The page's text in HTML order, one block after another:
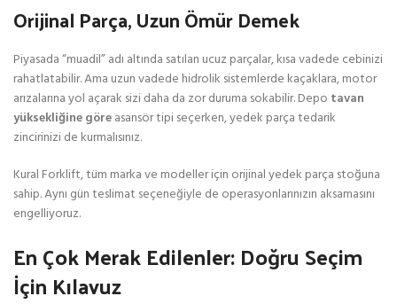
Orijinal Parça, Uzun Ömür Demek
Piyasada “muadil” adı altında satılan ucuz parçalar, kısa vadede cebinizi
rahatlatabilir. Ama uzun vadede hidrolik sistemlerde kaçaklara, motor
arızalarına yol açarak sizi daha da zor duruma sokabilir. Depo tavan
yüksekliğine göreasansör tipi seçerken, yedek parça tedarik
zincirinizi de kurmalısınız.
Kural Forklift, tüm marka ve modeller için orijinal yedek parça stoğuna
sahip. Aynı gün teslimat seçeneğiyle de operasyonlarınızın aksamasını
engelliyoruz.
En Çok Merak Edilenler: Doğru Seçim
İçin Kılavuz